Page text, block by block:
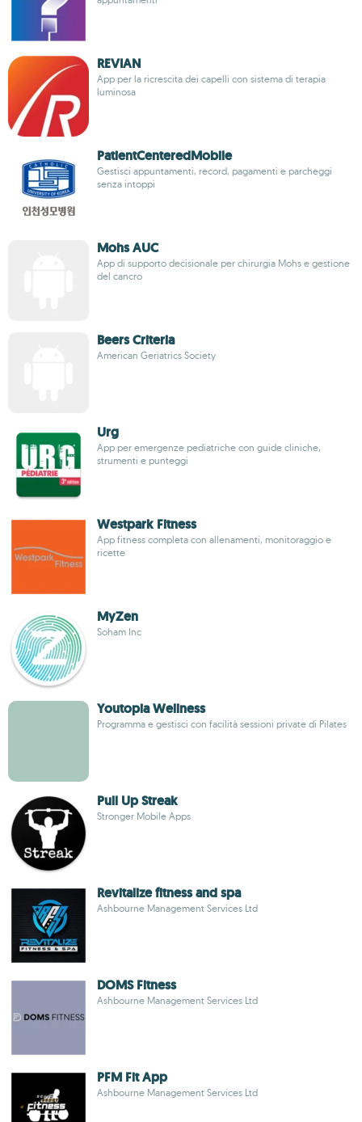
REVIAN
App per la ricrescita dei capelli con sistema di terapia
luminosa
PatientCenteredMobile
Gestisci appuntamenti, record, pagamenti e parcheggi
senza intoppi
Mohs AUC
App di supporto decisionale per chirurgia Mohs e gestione
del cancro
Beers Criteria
American Geriatrics Society
Urg
App per emergenze pediatriche con guide cliniche,
strumenti e punteggi
Westpark Fitness
App fitness completa con allenamenti, monitoraggio e
ricette
MyZen
Soham Inc
Youtopia Wellness
Programma e gestisci con facilità sessioni private di Pilates
Pull Up Streak
Stronger Mobile Apps
Revitalize fitness and spa
Ashbourne Management Services Ltd
DOMS Fitness
Ashbourne Management Services Ltd
PFM Fit App
Ashbourne Management Services Ltd